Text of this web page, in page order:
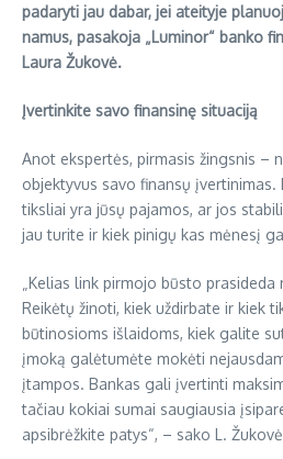
padaryti jau dabar, jei ateityje
namus, pasakoja „Luminor“ banko
Laura Žukovė.
Įvertinkite savo finansinę situaciją
Anot ekspertės, pirmasis žingsnis –
objektyvus savo finansų įvertinimas.
tiksliai yra jūsų pajamos, ar jos
jau turite ir kiek pinigų kas mėnesį
„Kelias link pirmojo būsto
Reikėtų žinoti, kiek uždirbate ir kiek
būtinosioms išlaidoms, kiek galite
įmoką galėtumėte mokėti
įtampos. Bankas gali įvertinti
tačiau kokiai sumai saugiausia
apsibrėžkite patys“, – sako L.